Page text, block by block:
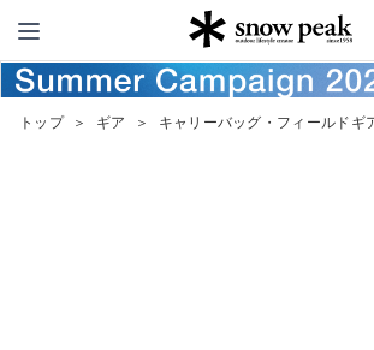
Snow Peak
トップ ＞ ギア ＞ キャリーバッグ・フィールドギ